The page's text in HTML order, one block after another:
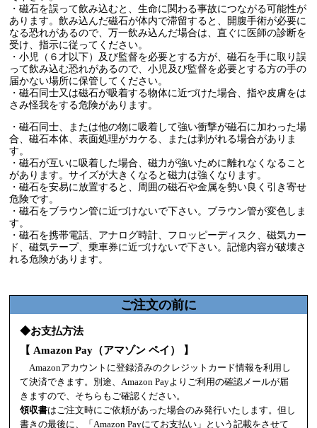
・磁石を誤って飲み込むと、生命に関わる事故につながる可能性が
あります。飲み込んだ磁石が体内で滞留すると、開腹手術が必要に
なる恐れがあるので、万一飲み込んだ場合は、直ぐに医師の診断を
受け、指示に従ってください。
・小児（６才以下）及び監督を必要とする方が、磁石を手に取り誤
って飲み込む恐れがあるので、小児及び監督を必要とする方の手の
届かない場所に保管してください。
・磁石同士又は磁石が吸着する物体に近づけた場合、指や皮膚をは
さみ怪我をする危険があります。
・磁石同士、または他の物に吸着して強い衝撃が磁石に加わった場
合、磁石本体、表面処理がカケる、または剥がれる場合がありま
す。
・磁石が互いに吸着した場合、磁力が強いために離れなくなること
があります。サイズが大きくなると磁力は強くなります。
・磁石を安易に放置すると、周囲の磁石や金属を勢い良く引き寄せ
危険です。
・磁石をブラウン管に近づけないで下さい。ブラウン管が変色しま
す。
・磁石を携帯電話、アナログ時計、フロッピーディスク、磁気カー
ド、磁気テープ、乗車券に近づけないで下さい。記憶内容が破壊さ
れる危険があります。
ご注文の前に
◆お支払方法
【 Amazon Pay（アマゾン ペイ） 】
Amazonアカウントに登録済みのクレジットカード情報を利用し
て決済できます。別途、Amazon Payよりご利用の確認メールが届
きますので、そちらもご確認ください。
領収書はご注文時にご依頼があった場合のみ発行いたします。但し
書きの最後に、「Amazon Payにてお支払い」という記載をさせて